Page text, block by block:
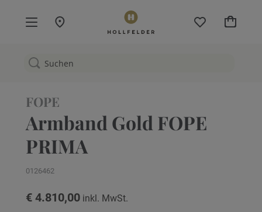
Mein
FOPE
Armband Gold FOPE
PRIMA
0126462
€ 4.810,00